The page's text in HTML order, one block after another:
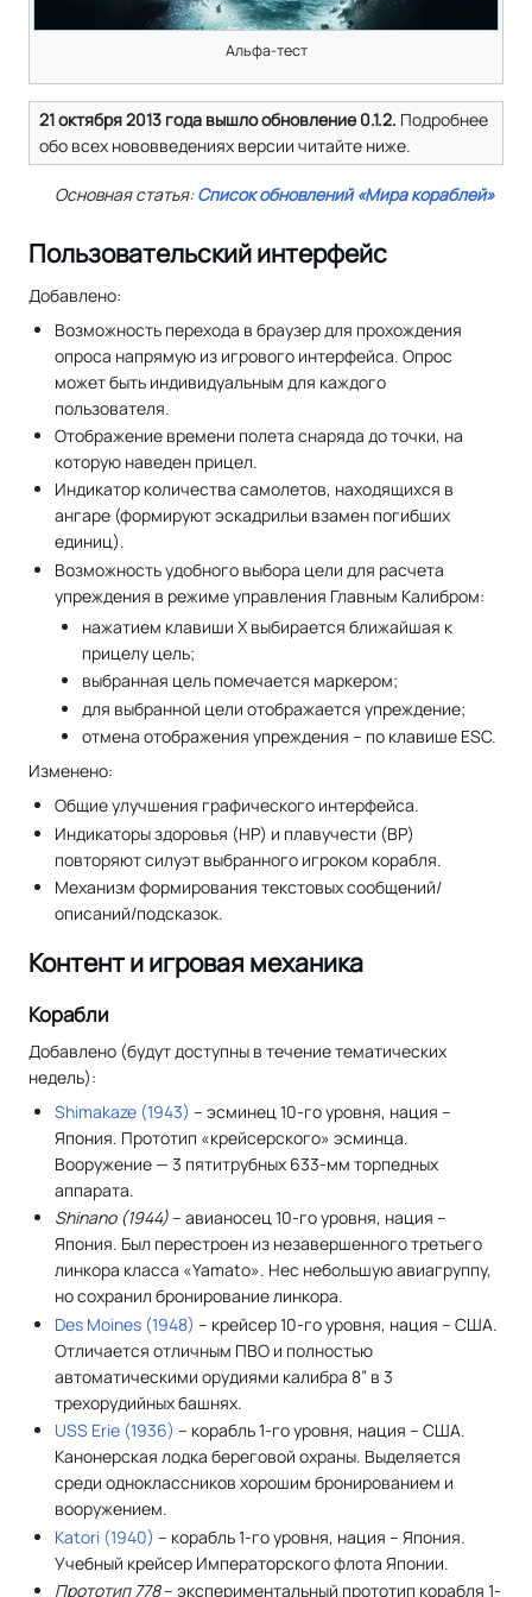
Альфа-тест
21 октября 2013 года вышло обновление 0.1.2. Подробнее
обо всех нововведениях версии читайте ниже.
Основная статья:Список обновлений «Мира кораблей»
Пользовательский интерфейс
Добавлено:
Возможность перехода в браузер для прохождения
опроса напрямую из игрового интерфейса. Опрос
может быть индивидуальным для каждого
пользователя.
Отображение времени полета снаряда до точки, на
которую наведен прицел.
Индикатор количества самолетов, находящихся в
ангаре (формируют эскадрильи взамен погибших
единиц).
Возможность удобного выбора цели для расчета
упреждения в режиме управления Главным Калибром:
нажатием клавиши X выбирается ближайшая к
прицелу цель;
выбранная цель помечается маркером;
для выбранной цели отображается упреждение;
отмена отображения упреждения – по клавише ESC.
Изменено:
Общие улучшения графического интерфейса.
Индикаторы здоровья (HP) и плавучести (BP)
повторяют силуэт выбранного игроком корабля.
Механизм формирования текстовых сообщений/
описаний/подсказок.
Контент и игровая механика
Корабли
Добавлено (будут доступны в течение тематических
недель):
Shimakaze (1943) – эсминец 10-го уровня, нация –
Япония. Прототип «крейсерского» эсминца.
Вооружение — 3 пятитрубных 633-мм торпедных
аппарата.
Shinano (1944)– авианосец 10-го уровня, нация –
Япония. Был перестроен из незавершенного третьего
линкора класса «Yamato». Нес небольшую авиагруппу,
но сохранил бронирование линкора.
Des Moines (1948) – крейсер 10-го уровня, нация – США.
Отличается отличным ПВО и полностью
автоматическими орудиями калибра 8” в 3
трехорудийных башнях.
USS Erie (1936) – корабль 1-го уровня, нация – США.
Канонерская лодка береговой охраны. Выделяется
среди одноклассников хорошим бронированием и
вооружением.
Katori (1940) – корабль 1-го уровня, нация – Япония.
Учебный крейсер Императорского флота Японии.
Прототип 778– экспериментальный прототип корабля 1-